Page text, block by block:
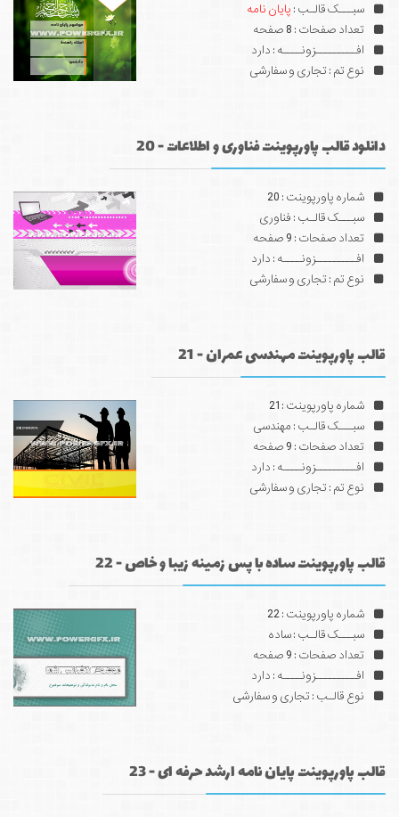
سبـــک قالـب : پایان نامه
تعداد صفحات : 8 صفحه
افـــــــــزونــــه : دارد
نوع تم : تجاری و سفارشی
دانلود قالب پاورپوینت فناوری و اطلاعات - 20
شماره پاورپوینت : 20
سبـــک قالـب : فناوری
تعداد صفحات : 9 صفحه
افـــــــــزونــــه : دارد
نوع تم : تجاری و سفارشی
قالب پاورپوینت مهندسی عمران - 21
شماره پاورپوینت : 21
سبـــک قالـب : مهندسی
تعداد صفحات : 9 صفحه
افـــــــــزونــــه : دارد
نوع تم : تجاری و سفارشی
قالب پاورپوینت ساده با پس زمینه زیبا و خاص - 22
شماره پاورپوینت : 22
سبـــک قالـب : ساده
تعداد صفحات : 9 صفحه
افـــــــــزونــــه : دارد
نوع قالـب : تجاری و سفارشی
قالب پاورپوینت پایان نامه ارشد حرفه ای - 23